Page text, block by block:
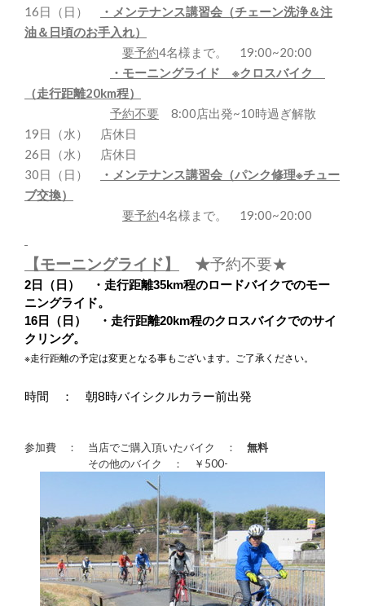
16日（日）
・メンテナンス講習会（チェーン洗浄＆注
油＆日頃のお手入れ）
要予約4名様まで。 19:00~20:00
・モーニングライド ※クロスバイク
（走行距離20km程）
予約不要 8:00店出発~10時過ぎ解散
19日（水） 店休日
26日（水） 店休日
30日（日）
・メンテナンス講習会（パンク修理※チュー
ブ交換）
要予約4名様まで。 19:00~20:00
【モーニングライド】 ★予約不要★
2日（日） ・走行距離35km程のロードバイクでのモー
ニングライド。
16日（日） ・走行距離20km程のクロスバイクでのサイ
クリング。
※走行距離の予定は変更となる事もございます。ご了承ください。
時間 ： 朝8時バイシクルカラー前出発
参加費 ： 当店でご購入頂いたバイク ： 無料
その他のバイク ： ￥500-